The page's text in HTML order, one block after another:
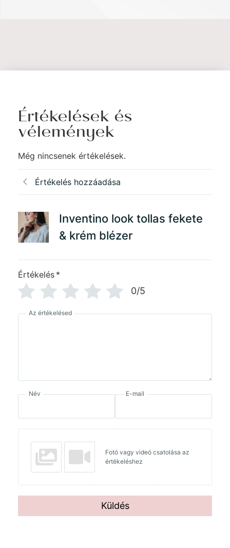
Értékelések és
vélemények
Még nincsenek értékelések.
Értékelés hozzáadása
Inventino look tollas fekete
& krém blézer
Értékelés *
0/5
Az értékelésed
Név E-mail
Fotó vagy videó csatolása az
értékeléshez
Küldés